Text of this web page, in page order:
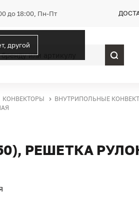
до 18:00, Пн-Пт
другой
КОНВЕКТОРЫ ВНУТРИПОЛЬНЫЕ
РЕШЕТКА